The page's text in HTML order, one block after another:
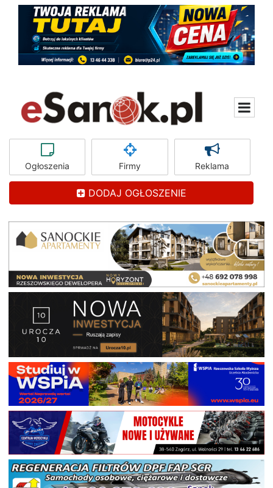
Ogłoszenia Firmy Reklama
DODAJ OGŁOSZENIE